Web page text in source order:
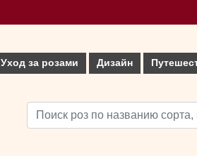
Уход за розами Дизайн